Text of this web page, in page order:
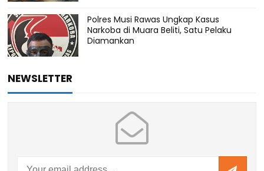
Polres Musi Rawas Ungkap Kasus
Narkoba di Muara Beliti, Satu Pelaku
Diamankan
NEWSLETTER